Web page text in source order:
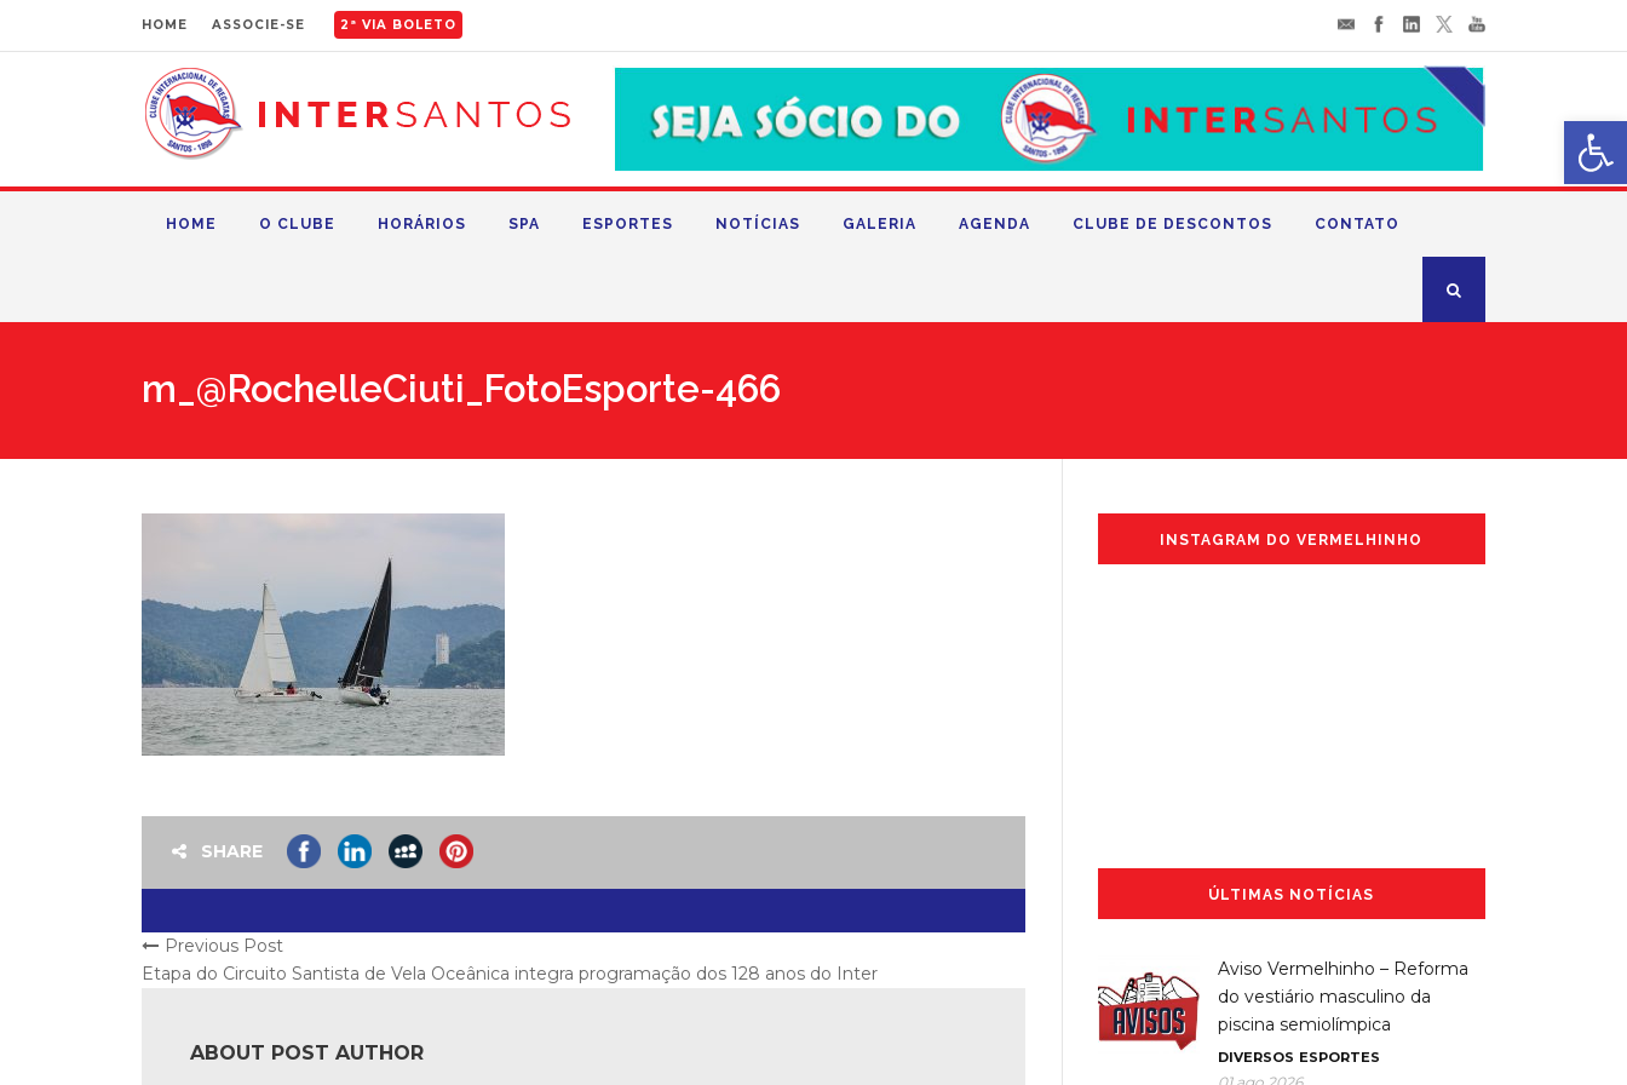
HOME ASSOCIE-SE 2ª VIA BOLETO
HOME O CLUBE HORÁRIOS SPA ESPORTES NOTÍCIAS GALERIA AGENDA CLUBE DE DESCONTOS CONTATO
m_@RochelleCiuti_FotoEsporte-466
SHARE
Previous Post
Etapa do Circuito Santista de Vela Oceânica integra programação dos 128 anos do Inter
ABOUT POST AUTHOR
INSTAGRAM DO VERMELHINHO
ÚLTIMAS NOTÍCIAS
Aviso Vermelhinho – Reforma
do vestiário masculino da
piscina semiolímpica
DIVERSOS ESPORTES
Abrir